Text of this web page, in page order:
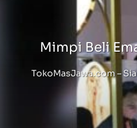
Mimpi Beli
TokoMasJawa.com –